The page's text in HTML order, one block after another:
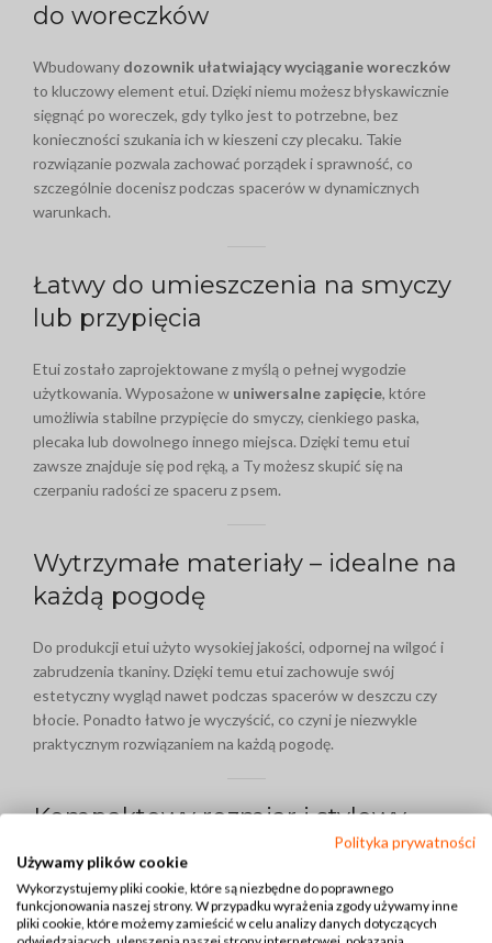
do woreczków
Wbudowany dozownik ułatwiający wyciąganie woreczków
to kluczowy element etui. Dzięki niemu możesz błyskawicznie
sięgnąć po woreczek, gdy tylko jest to potrzebne, bez
konieczności szukania ich w kieszeni czy plecaku. Takie
rozwiązanie pozwala zachować porządek i sprawność, co
szczególnie docenisz podczas spacerów w dynamicznych
warunkach.
Łatwy do umieszczenia na smyczy
lub przypięcia
Etui zostało zaprojektowane z myślą o pełnej wygodzie
użytkowania. Wyposażone w uniwersalne zapięcie, które
umożliwia stabilne przypięcie do smyczy, cienkiego paska,
plecaka lub dowolnego innego miejsca. Dzięki temu etui
zawsze znajduje się pod ręką, a Ty możesz skupić się na
czerpaniu radości ze spaceru z psem.
Wytrzymałe materiały – idealne na
każdą pogodę
Do produkcji etui użyto wysokiej jakości, odpornej na wilgoć i
zabrudzenia tkaniny. Dzięki temu etui zachowuje swój
estetyczny wygląd nawet podczas spacerów w deszczu czy
błocie. Ponadto łatwo je wyczyścić, co czyni je niezwykle
praktycznym rozwiązaniem na każdą pogodę.
Kompaktowy rozmiar i stylowy
design
Etui na woreczki dla psa wyróżnia się kompaktowym
rozmiarem, dzięki czemu nie zajmuje dużo miejsca, ale
Polityka prywatności
Używamy plików cookie
Wykorzystujemy pliki cookie, które są niezbędne do poprawnego
funkcjonowania naszej strony. W przypadku wyrażenia zgody używamy inne
pliki cookie, które możemy zamieścić w celu analizy danych dotyczących